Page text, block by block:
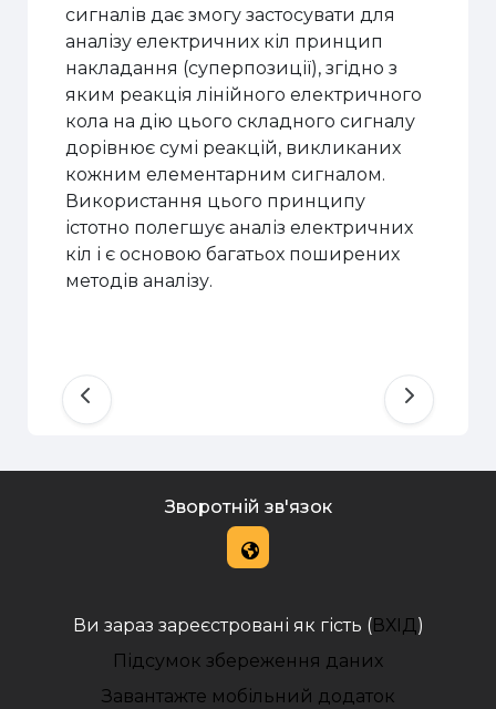
сигналів дає змогу застосувати для
аналізу електричних кіл принцип
накладання (суперпозиції), згідно з
яким реакція лінійного електричного
кола на дію цього складного сигналу
дорівнює сумі реакцій, викликаних
кожним елементарним сигналом.
Використання цього принципу
істотно полегшує аналіз електричних
кіл і є основою багатьох поширених
методів аналізу.
Зворотній зв'язок
Ви зараз зареєстровані як гість (ВХІД)
Підсумок збереження даних
Завантажте мобільний додаток